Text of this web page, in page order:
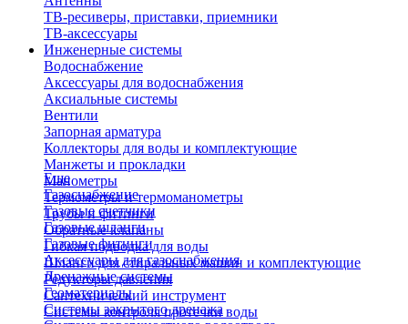
ТВ-ресиверы, приставки, приемники
ТВ-аксессуары
Инженерные системы
Водоснабжение
Аксессуары для водоснабжения
Аксиальные системы
Вентили
Запорная арматура
Коллекторы для воды и комплектующие
Манжеты и прокладки
Манометры
Термометры и термоманометры
Трубы и фитинги
Обратные клапаны
Гибкая подводка для воды
Шланги для стиральных машин и комплектующие
Редукторы давления
Сантехнический инструмент
Системы контроля протечки воды
Еще
Газоснабжение
Газовые счетчики
Газовые шланги
Газовые фитинги
Аксессуары для газоснабжения
Дренажные системы
Геоматериалы
Системы закрытого дренажа